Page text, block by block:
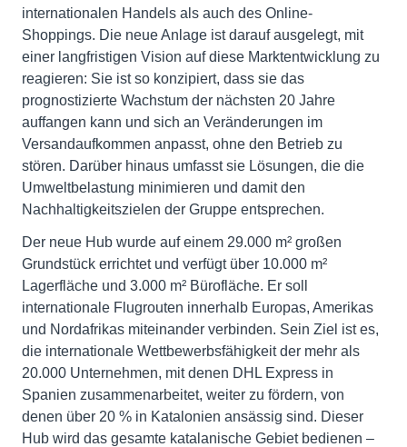
internationalen Handels als auch des Online-
Shoppings. Die neue Anlage ist darauf ausgelegt, mit
einer langfristigen Vision auf diese Marktentwicklung zu
reagieren: Sie ist so konzipiert, dass sie das
prognostizierte Wachstum der nächsten 20 Jahre
auffangen kann und sich an Veränderungen im
Versandaufkommen anpasst, ohne den Betrieb zu
stören. Darüber hinaus umfasst sie Lösungen, die die
Umweltbelastung minimieren und damit den
Nachhaltigkeitszielen der Gruppe entsprechen.
Der neue Hub wurde auf einem 29.000 m² großen
Grundstück errichtet und verfügt über 10.000 m²
Lagerfläche und 3.000 m² Bürofläche. Er soll
internationale Flugrouten innerhalb Europas, Amerikas
und Nordafrikas miteinander verbinden. Sein Ziel ist es,
die internationale Wettbewerbsfähigkeit der mehr als
20.000 Unternehmen, mit denen DHL Express in
Spanien zusammenarbeitet, weiter zu fördern, von
denen über 20 % in Katalonien ansässig sind. Dieser
Hub wird das gesamte katalanische Gebiet bedienen –